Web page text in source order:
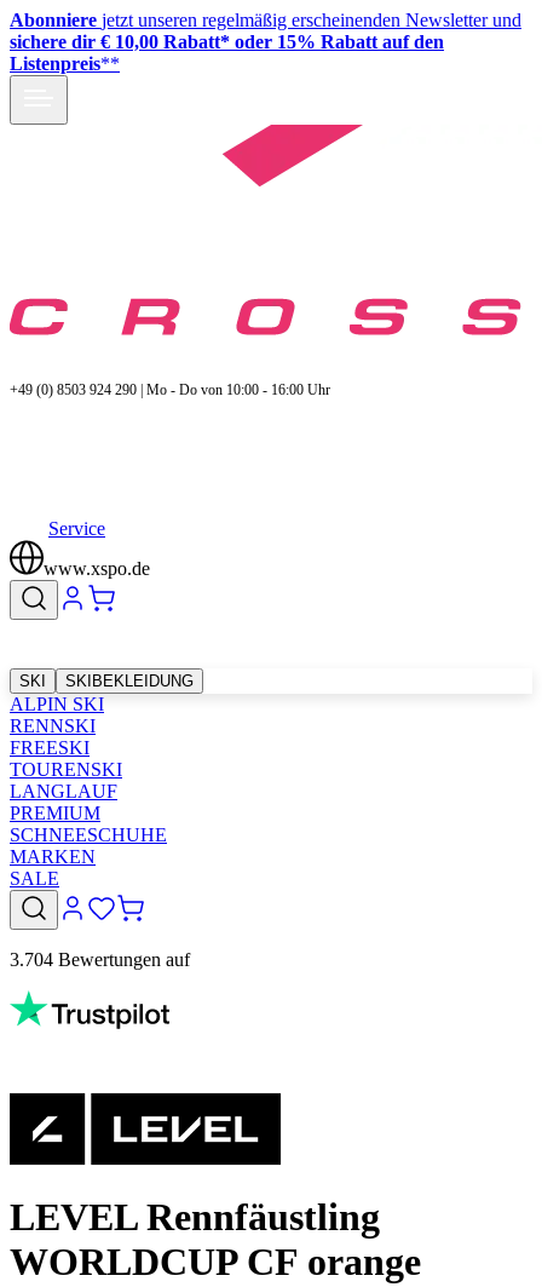
Abonniere jetzt unseren regelmäßig erscheinenden Newsletter und
sichere dir € 10,00 Rabatt* oder 15% Rabatt auf den
Listenpreis**
+49 (0) 8503 924 290 | Mo - Do von 10:00 - 16:00 Uhr
Service
www.xspo.de
SKI SKIBEKLEIDUNG
ALPIN SKI
RENNSKI
FREESKI
TOURENSKI
LANGLAUF
PREMIUM
SCHNEESCHUHE
MARKEN
SALE
3.704 Bewertungen auf
LEVEL Rennfäustling
WORLDCUP CF orange